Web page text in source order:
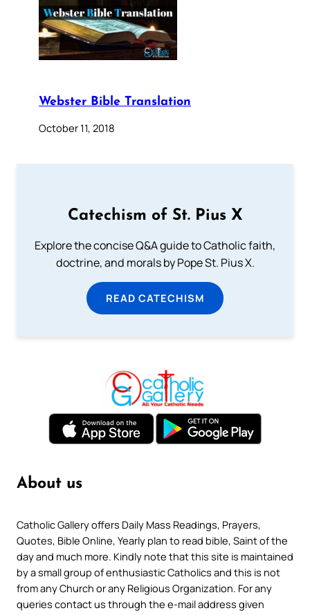
Webster Bible Translation
October 11, 2018
Catechism of St. Pius X
Explore the concise Q&A guide to Catholic faith,
doctrine, and morals by Pope St. Pius X.
READ CATECHISM
About us
Catholic Gallery offers Daily Mass Readings, Prayers,
Quotes, Bible Online, Yearly plan to read bible, Saint of the
day and much more. Kindly note that this site is maintained
by a small group of enthusiastic Catholics and this is not
from any Church or any Religious Organization. For any
queries contact us through the e-mail address given